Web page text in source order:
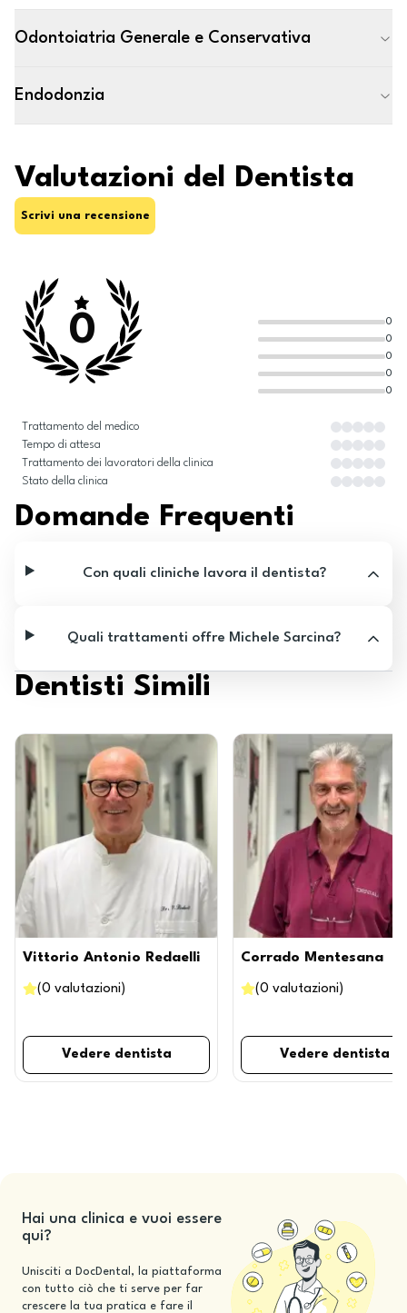
Odontoiatria Generale e Conservativa
Endodonzia
Valutazioni del Dentista
Scrivi una recensione
0
0
0
0
0
0
Trattamento del medico
Tempo di attesa
Trattamento dei lavoratori della clinica
Stato della clinica
Domande Frequenti
Con quali cliniche lavora il dentista?
Quali trattamenti offre Michele Sarcina?
Dentisti Simili
Vittorio Antonio Redaelli
(0 valutazioni )
Vedere dentista
Corrado Mentesana
(0 valutazioni )
Vedere dentista
Hai una clinica e vuoi essere
qui?
Unisciti a DocDental, la piattaforma
con tutto ciò che ti serve per far
crescere la tua pratica e fare il